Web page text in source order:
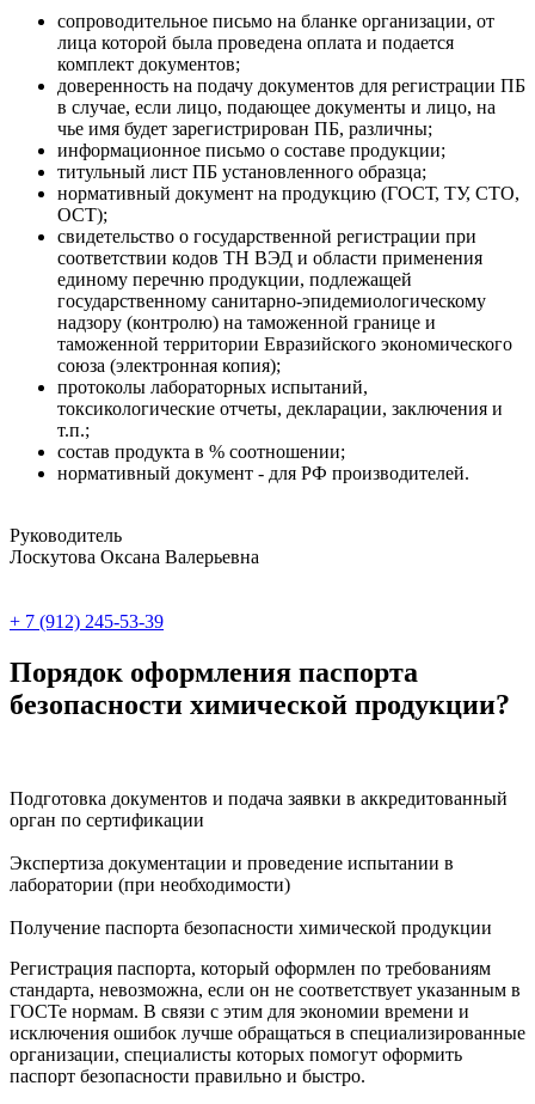
сопроводительное письмо на бланке организации, от
лица которой была проведена оплата и подается
комплект документов;
доверенность на подачу документов для регистрации ПБ
в случае, если лицо, подающее документы и лицо, на
чье имя будет зарегистрирован ПБ, различны;
информационное письмо о составе продукции;
титульный лист ПБ установленного образца;
нормативный документ на продукцию (ГОСТ, ТУ, СТО,
ОСТ);
свидетельство о государственной регистрации при
соответствии кодов ТН ВЭД и области применения
единому перечню продукции, подлежащей
государственному санитарно-эпидемиологическому
надзору (контролю) на таможенной границе и
таможенной территории Евразийского экономического
союза (электронная копия);
протоколы лабораторных испытаний,
токсикологические отчеты, декларации, заключения и
т.п.;
состав продукта в % соотношении;
нормативный документ - для РФ производителей.
Руководитель
Лоскутова Оксана Валерьевна
+ 7 (912) 245-53-39
Порядок оформления паспорта
безопасности химической продукции?
Подготовка документов и подача заявки в аккредитованный
орган по сертификации
Экспертиза документации и проведение испытании в
лаборатории (при необходимости)
Получение паспорта безопасности химической продукции
Регистрация паспорта, который оформлен по требованиям
стандарта, невозможна, если он не соответствует указанным в
ГОСТе нормам. В связи с этим для экономии времени и
исключения ошибок лучше обращаться в специализированные
организации, специалисты которых помогут оформить
паспорт безопасности правильно и быстро.